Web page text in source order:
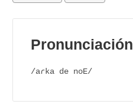
Pronunciación
/aɾka de noE/